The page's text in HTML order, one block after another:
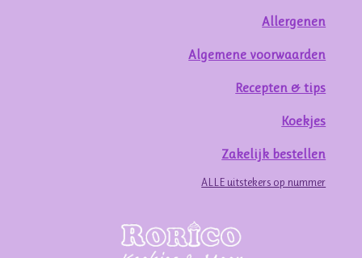
Allergenen
Algemene voorwaarden
Recepten & tips
Koekjes
Zakelijk bestellen
ALLE uitstekers op nummer